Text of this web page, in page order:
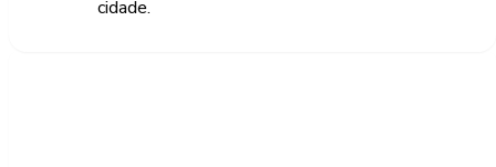
cidade.